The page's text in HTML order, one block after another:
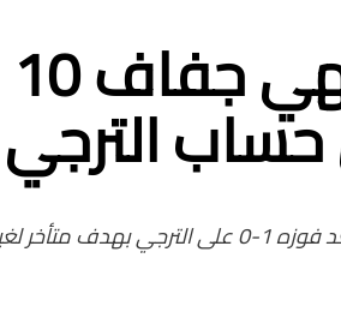
حساب الترجي
لغيث…